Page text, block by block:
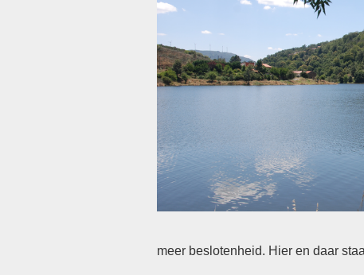
meer beslotenheid. Hier en daar